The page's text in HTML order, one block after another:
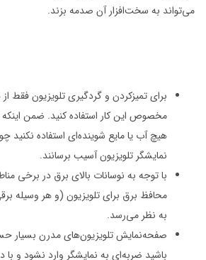
می‌تواند به سخت‌افزار آن صدمه بزند.
برای تمیزکردن و گردگیری تلویزیون فقط
مخصوص این کار استفاده کنید. ضمن اینکه
هیچ آب یا مایع شوینده‌ای استفاده نکنید
نمایشگر تلویزیون آسیب برسانند.
با توجه به نوسانات بالای برق در برخی
محافظ برق برای تلویزیون (و هر وسیله
به نظر می‌رسد.
صفحه‌نمایش تلویزیون‌های مدرن بسیار
باشید ضربه‌ای به نمایشگر وارد نشود و